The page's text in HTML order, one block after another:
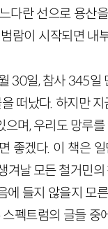
다란 선으로 용산
람이 시작되면 내
30일, 참사 345일
떠났다. 하지만
며, 우리도 망루
좋겠다. 이 책은
겨날 모든 철거민의
에 들지 않을지 모
펙트럼의 글들